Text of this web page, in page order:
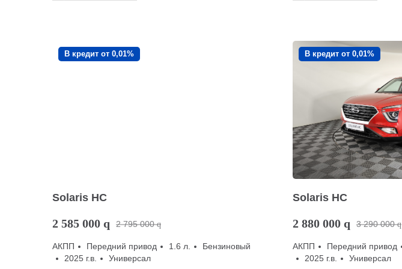
В кредит от 0,01%
Solaris HC
2 585 000 q 2 795 000 q
АКПП Передний привод 1.6 л.
Бензиновый
2025 г.в.
Универсал
В кредит от 0,01%
Solaris HC
2 880 000 q 3 290 000 q
АКПП Передний привод
2025 г.в.
Универсал